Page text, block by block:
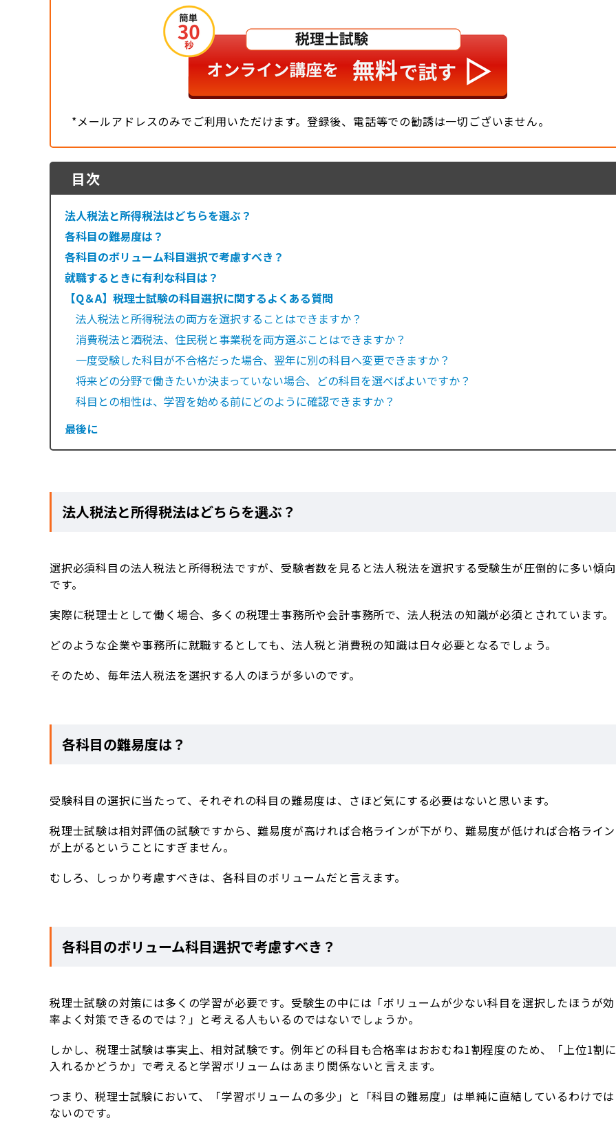
*メールアドレスのみでご利用いただけます。登録後、電話等での勧誘は一切ございません。
目次
法人税法と所得税法はどちらを選ぶ？
各科目の難易度は？
各科目のボリューム科目選択で考慮すべき？
就職するときに有利な科目は？
【Q＆A】税理士試験の科目選択に関するよくある質問
法人税法と所得税法の両方を選択することはできますか？
消費税法と酒税法、住民税と事業税を両方選ぶことはできますか？
一度受験した科目が不合格だった場合、翌年に別の科目へ変更できますか？
将来どの分野で働きたいか決まっていない場合、どの科目を選べばよいですか？
科目との相性は、学習を始める前にどのように確認できますか？
最後に
法人税法と所得税法はどちらを選ぶ？
選択必須科目の法人税法と所得税法ですが、受験者数を見ると法人税法を選択する受験生が圧倒的に多い傾向
です。
実際に税理士として働く場合、多くの税理士事務所や会計事務所で、法人税法の知識が必須とされています。
どのような企業や事務所に就職するとしても、法人税と消費税の知識は日々必要となるでしょう。
そのため、毎年法人税法を選択する人のほうが多いのです。
各科目の難易度は？
受験科目の選択に当たって、それぞれの科目の難易度は、さほど気にする必要はないと思います。
税理士試験は相対評価の試験ですから、難易度が高ければ合格ラインが下がり、難易度が低ければ合格ライン
が上がるということにすぎません。
むしろ、しっかり考慮すべきは、各科目のボリュームだと言えます。
各科目のボリューム科目選択で考慮すべき？
税理士試験の対策には多くの学習が必要です。受験生の中には「ボリュームが少ない科目を選択したほうが効
率よく対策できるのでは？」と考える人もいるのではないでしょうか。
しかし、税理士試験は事実上、相対試験です。例年どの科目も合格率はおおむね1割程度のため、「上位1割に
入れるかどうか」で考えると学習ボリュームはあまり関係ないと言えます。
つまり、税理士試験において、「学習ボリュームの多少」と「科目の難易度」は単純に直結しているわけでは
ないのです。